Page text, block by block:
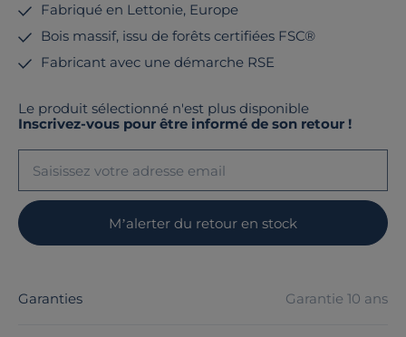
Fabriqué en Lettonie, Europe
Bois massif, issu de forêts certifiées FSC®
Fabricant avec une démarche RSE
Le produit sélectionné n'est plus disponible
Inscrivez-vous pour être informé de son retour !
M’alerter du retour en stock
Garanties Garantie 10 ans